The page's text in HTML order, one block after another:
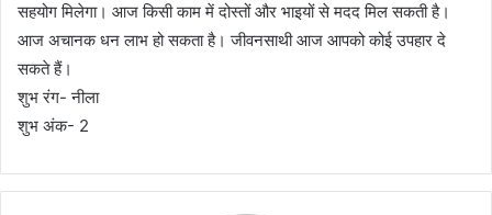
सहयोग मिलेगा। आज किसी काम में दोस्तों और भाइयों से मदद मिल सकती है।
आज अचानक धन लाभ हो सकता है। जीवनसाथी आज आपको कोई उपहार दे
सकते हैं।
शुभ रंग- नीला
शुभ अंक- 2